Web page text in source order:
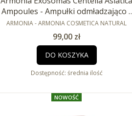
Ampoules - Ampułki odmładzająco -
ujędrniające z egzosomami CICA 10 x
2ml
PRODUCENT
ARMONIA - ARMONIA COSMETICA NATURAL
Cena
99,00 zł
DO KOSZYKA
Dostępność: średnia ilość
NOWOŚĆ